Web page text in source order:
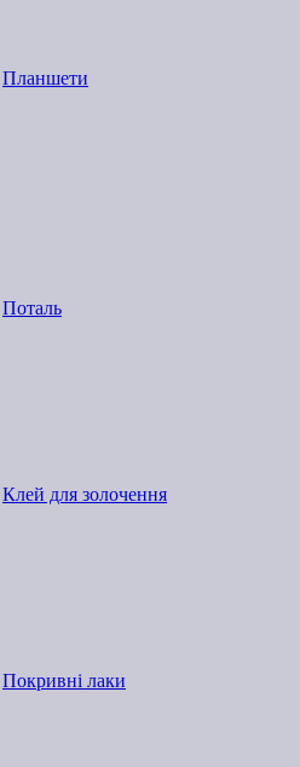
Планшети
Поталь
Клей для золочення
Покривні лаки